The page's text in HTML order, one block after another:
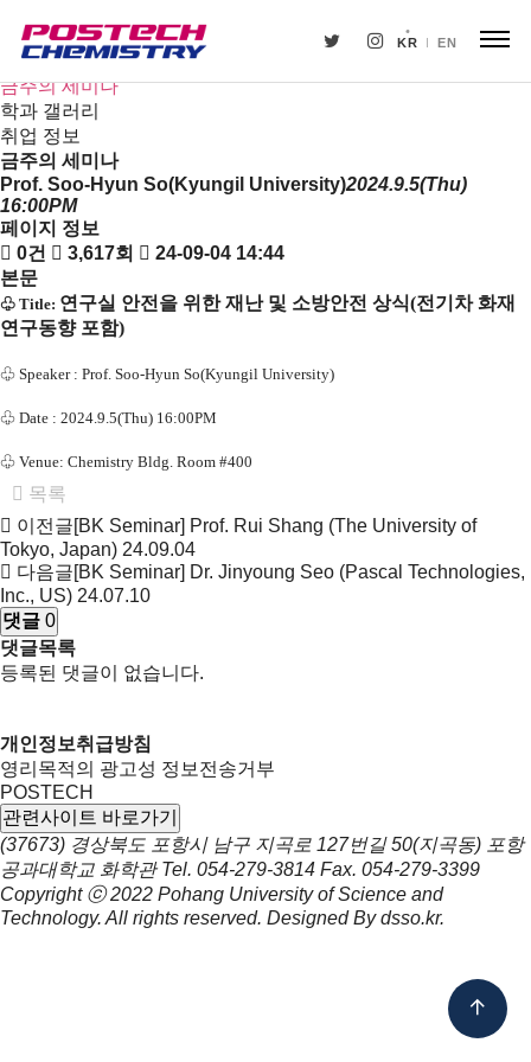
KR EN
뉴스
공지사항
금주의 세미나
학과 갤러리
취업 정보
금주의 세미나
Prof. Soo-Hyun So(Kyungil University)2024.9.5(Thu)
16:00PM
페이지 정보
0건
3,617회
24-09-04 14:44
본문
♧ Title: 연구실 안전을 위한 재난 및 소방안전 상식(전기차 화재
연구동향 포함)
♧ Speaker : Prof. Soo-Hyun So(Kyungil University)
♧ Date : 2024.9.5(Thu) 16:00PM
♧ Venue: Chemistry Bldg. Room #400
목록
이전글[BK Seminar] Prof. Rui Shang (The University of
Tokyo, Japan) 24.09.04
다음글[BK Seminar] Dr. Jinyoung Seo (Pascal Technologies,
Inc., US) 24.07.10
댓글 0
댓글목록
등록된 댓글이 없습니다.
개인정보취급방침
영리목적의 광고성 정보전송거부
POSTECH
관련사이트 바로가기
(37673) 경상북도 포항시 남구 지곡로 127번길 50(지곡동) 포항
공과대학교 화학관 Tel. 054-279-3814 Fax. 054-279-3399
Copyright ⓒ 2022 Pohang University of Science and
Technology. All rights reserved. Designed Bydsso.kr.